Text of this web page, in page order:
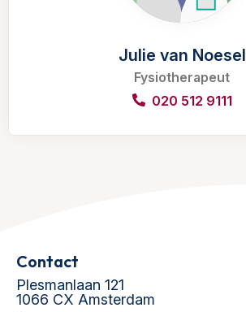
Julie van Noesel
Fysiotherapeut
020 512 9111
Contact
Plesmanlaan 121
1066 CX Amsterdam